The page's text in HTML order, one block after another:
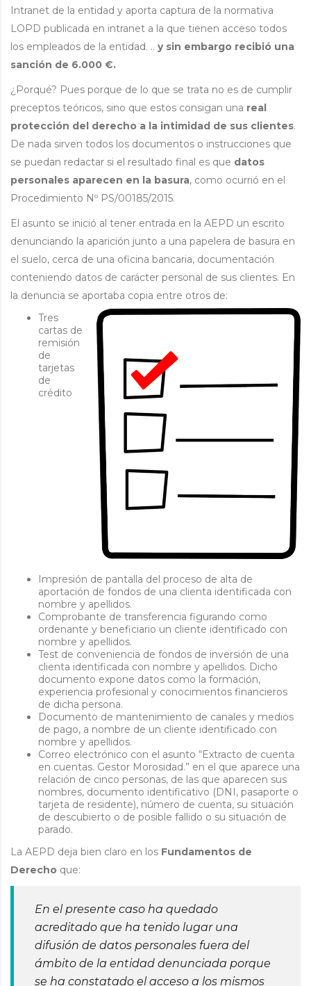
Intranet de la entidad y aporta captura de la normativa
LOPD publicada en intranet a la que tienen acceso todos
los empleados de la entidad. .. y sin embargo recibió una
sanción de 6.000 €.
¿Porqué? Pues porque de lo que se trata no es de cumplir
preceptos teóricos, sino que estos consigan una real
protección del derecho a la intimidad de sus clientes.
De nada sirven todos los documentos o instrucciones que
se puedan redactar si el resultado final es que datos
personales aparecen en la basura, como ocurrió en el
Procedimiento Nº PS/00185/2015.
El asunto se inició al tener entrada en la AEPD un escrito
denunciando la aparición junto a una papelera de basura en
el suelo, cerca de una oficina bancaria, documentación
conteniendo datos de carácter personal de sus clientes. En
la denuncia se aportaba copia entre otros de:
Tres
cartas de
remisión
de
tarjetas
de
crédito
Impresión de pantalla del proceso de alta de
aportación de fondos de una clienta identificada con
nombre y apellidos.
Comprobante de transferencia figurando como
ordenante y beneficiario un cliente identificado con
nombre y apellidos.
Test de conveniencia de fondos de inversión de una
clienta identificada con nombre y apellidos. Dicho
documento expone datos como la formación,
experiencia profesional y conocimientos financieros
de dicha persona.
Documento de mantenimiento de canales y medios
de pago, a nombre de un cliente identificado con
nombre y apellidos.
Correo electrónico con el asunto “Extracto de cuenta
en cuentas. Gestor Morosidad.” en el que aparece una
relación de cinco personas, de las que aparecen sus
nombres, documento identificativo (DNI, pasaporte o
tarjeta de residente), número de cuenta, su situación
de descubierto o de posible fallido o su situación de
parado.
La AEPD deja bien claro en los Fundamentos de
Derecho que:
En el presente caso ha quedado
acreditado que ha tenido lugar una
difusión de datos personales fuera del
ámbito de la entidad denunciada porque
se ha constatado el acceso a los mismos